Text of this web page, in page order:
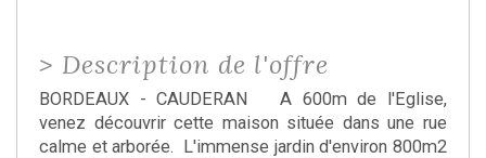
> Description de l'offre
BORDEAUX - CAUDERAN A 600m de l'Eglise,
venez découvrir cette maison située dans une rue
calme et arborée. L'immense jardin d'environ 800m2